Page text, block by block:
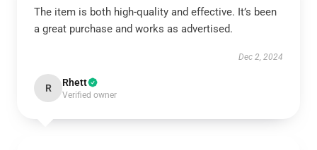
The item is both high-quality and effective. It’s been
a great purchase and works as advertised.
Dec 2, 2024
R Rhett
Verified owner